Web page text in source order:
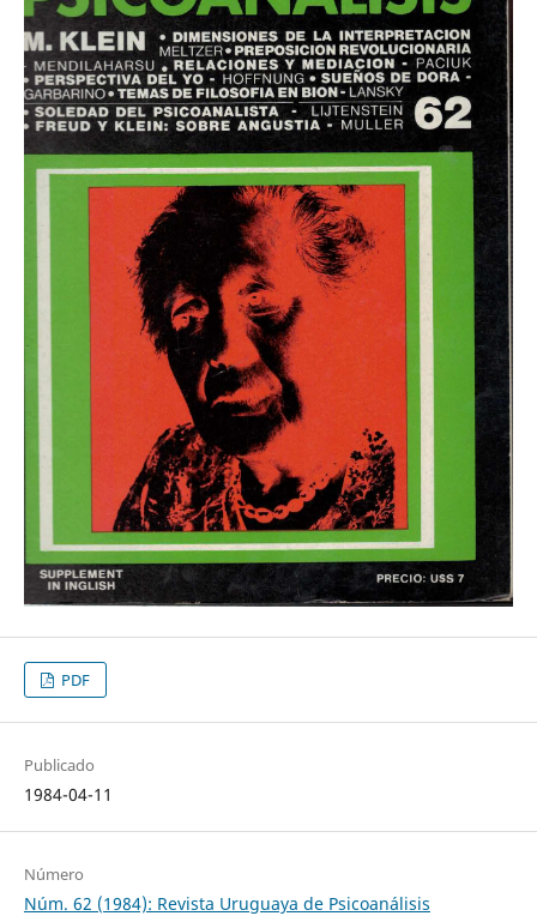
PDF
Publicado
1984-04-11
Número
Núm. 62 (1984): Revista Uruguaya de Psicoanálisis